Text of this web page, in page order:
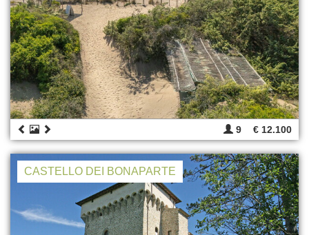
9 € 12.100
CASTELLO DEI BONAPARTE